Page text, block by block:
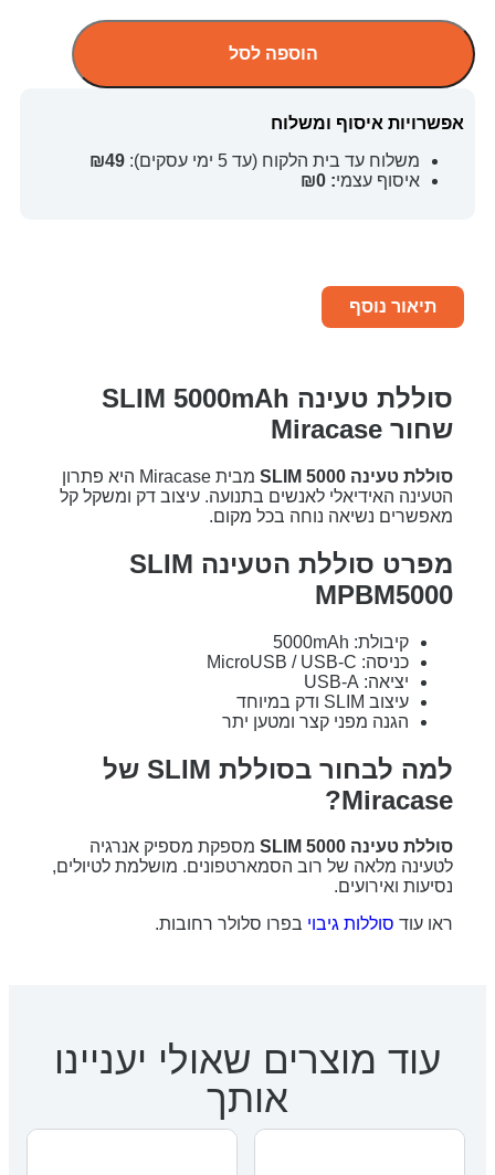
הוספה לסל
אפשרויות איסוף ומשלוח
משלוח עד בית הלקוח (עד 5 ימי עסקים):
איסוף עצמי: ₪0
תיאור נוסף
סוללת טעינה SLIM 5000mAh
שחור Miracase
סוללת טעינה SLIM 5000
מבית Miracase היא פתרון
הטעינה האידיאלי לאנשים בתנועה. עיצוב דק ומשקל קל
מאפשרים נשיאה נוחה בכל מקום.
מפרט סוללת הטעינה SLIM
MPBM5000
קיבולת: 5000mAh
כניסה: MicroUSB / USB-C
יציאה: USB-A
עיצוב SLIM ודק במיוחד
הגנה מפני קצר ומטען יתר
למה לבחור בסוללת SLIM של
Miracase?
סוללת טעינה SLIM 5000
מספקת מספיק אנרגיה
לטעינה מלאה של רוב הסמארטפונים. מושלמת לטיולים,
נסיעות ואירועים.
ראו עוד סוללות גיבוי בפרו סלולר רחובות.
עוד מוצרים שאולי יעניינו
אותך